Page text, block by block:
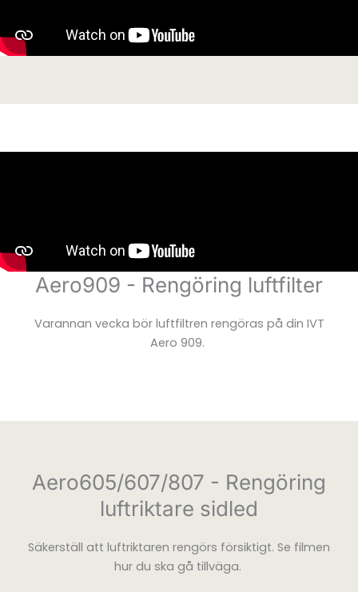
Aero909 - Rengöring luftfilter
Varannan vecka bör luftfiltren rengöras på din IVT
Aero 909.
Aero605/607/807 - Rengöring
luftriktare sidled
Säkerställ att luftriktaren rengörs försiktigt. Se filmen
hur du ska gå tillväga.